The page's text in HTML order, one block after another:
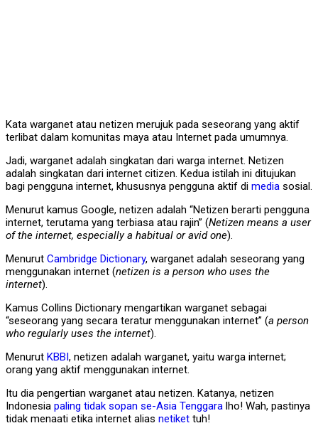
Kata warganet atau netizen merujuk pada seseorang yang aktif
terlibat dalam komunitas maya atau Internet pada umumnya.
Jadi, warganet adalah singkatan dari warga internet. Netizen
adalah singkatan dari internet citizen. Kedua istilah ini ditujukan
bagi pengguna internet, khususnya pengguna aktif di media sosial.
Menurut kamus Google, netizen adalah “Netizen berarti pengguna
internet, terutama yang terbiasa atau rajin” (Netizen means a user
of the internet, especially a habitual or avid one).
Menurut Cambridge Dictionary, warganet adalah seseorang yang
menggunakan internet (netizen is a person who uses the
internet).
Kamus Collins Dictionary mengartikan warganet sebagai
“seseorang yang secara teratur menggunakan internet” (a person
who regularly uses the internet).
Menurut KBBI, netizen adalah warganet, yaitu warga internet;
orang yang aktif menggunakan internet.
Itu dia pengertian warganet atau netizen. Katanya, netizen
Indonesia paling tidak sopan se-Asia Tenggara lho! Wah, pastinya
tidak menaati etika internet alias netiket tuh!